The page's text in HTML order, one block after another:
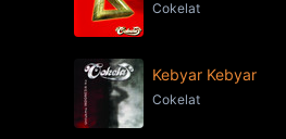
Cokelat
Kebyar Kebyar
Cokelat